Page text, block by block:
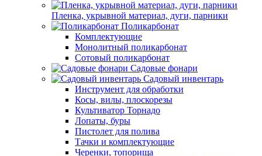
Пленка, укрывной материал, дуги, парники
Поликарбонат
Комплектующие
Монолитный поликарбонат
Сотовый поликарбонат
Садовые фонари
Садовый инвентарь
Инструмент для обработки
Косы, вилы, плоскорезы
Культиватор Торнадо
Лопаты, буры
Пистолет для полива
Тачки и комплектующие
Черенки, топорища